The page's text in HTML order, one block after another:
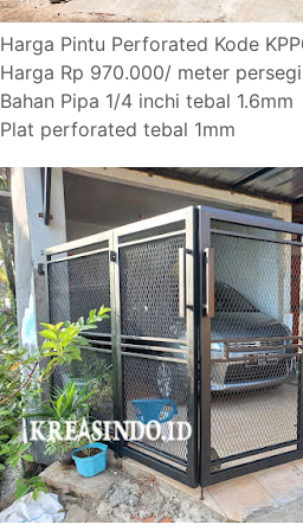
Harga Pintu Perforated Kode
Harga Rp 970.000/ meter persegi
Bahan Pipa 1/4 inchi tebal 1.6mm
Plat perforated tebal 1mm